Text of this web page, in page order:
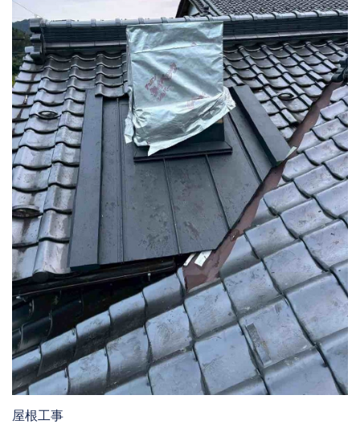
屋根工事